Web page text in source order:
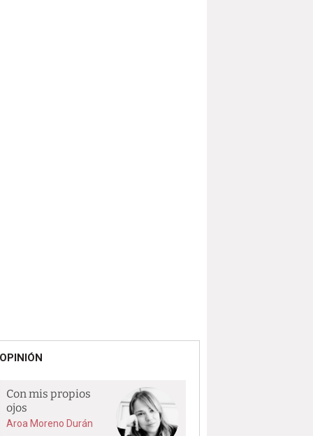
OPINIÓN
Con mis propios
ojos
Aroa Moreno Durán